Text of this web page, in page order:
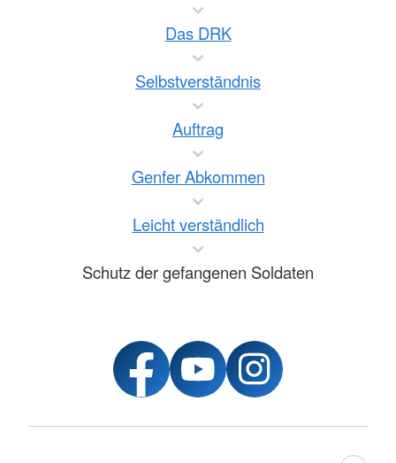
Das DRK
Selbstverständnis
Auftrag
Genfer Abkommen
Leicht verständlich
Schutz der gefangenen Soldaten